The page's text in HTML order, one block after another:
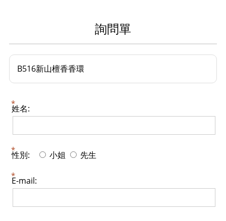
詢問單
B516新山檀香香環
姓名:
性別: 小姐 先生
E-mail: